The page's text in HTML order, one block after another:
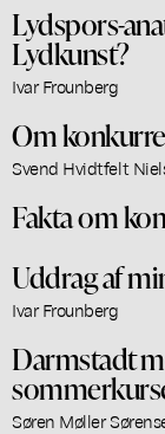
Lydspors-
Lydkunst?
Ivar Frounberg
Om
Svend Hvidtfelt
Fakta om
Uddrag af
Ivar Frounberg
Darmstadt
Søren Møller